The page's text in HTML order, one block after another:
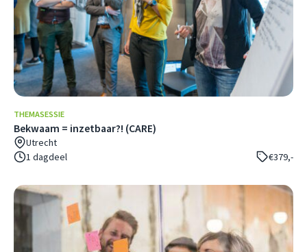
THEMASESSIE
Bekwaam = inzetbaar?! (CARE)
Utrecht
1 dagdeel
€379,-